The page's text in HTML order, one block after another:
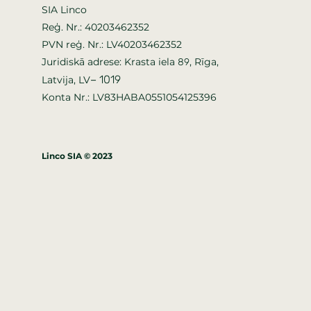
SIA Linco
Reģ. Nr.: 40203462352
PVN reģ. Nr.: LV40203462352
Juridiskā adrese: Krasta iela89, Rīga,
Latvija, LV– 1019
Konta Nr.: LV83HABA0551054125396
Linco SIA © 2023